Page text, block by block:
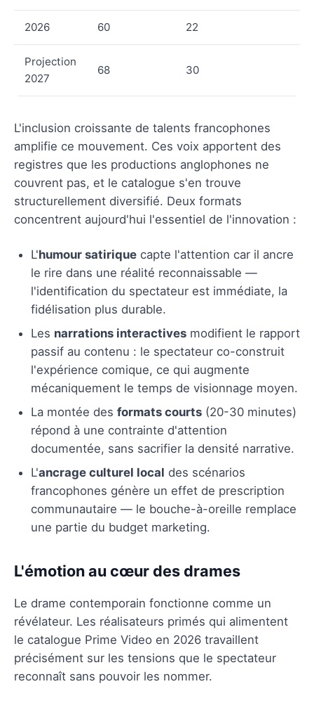
2026 60 22
Projection
2027
68 30
L'inclusion croissante de talents francophones
amplifie ce mouvement. Ces voix apportent des
registres que les productions anglophones ne
couvrent pas, et le catalogue s'en trouve
structurellement diversifié. Deux formats
concentrent aujourd'hui l'essentiel de l'innovation :
L'humour satirique capte l'attention car il ancre
le rire dans une réalité reconnaissable —
l'identification du spectateur est immédiate, la
fidélisation plus durable.
Les narrations interactives modifient le rapport
passif au contenu : le spectateur co-construit
l'expérience comique, ce qui augmente
mécaniquement le temps de visionnage moyen.
La montée des formats courts (20-30 minutes)
répond à une contrainte d'attention
documentée, sans sacrifier la densité narrative.
L'ancrage culturel local des scénarios
francophones génère un effet de prescription
communautaire — le bouche-à-oreille remplace
une partie du budget marketing.
L'émotion au cœur des drames
Le drame contemporain fonctionne comme un
révélateur. Les réalisateurs primés qui alimentent
le catalogue Prime Video en 2026 travaillent
précisément sur les tensions que le spectateur
reconnaît sans pouvoir les nommer.